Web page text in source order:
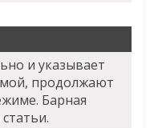
и указывает
продолжают
Барная